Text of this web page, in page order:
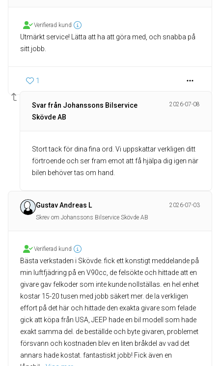
Verifierad kund
Utmärkt service! Lätta att ha att göra med, och snabba på
sitt jobb.
1
Svar från Johanssons Bilservice
Skövde AB
2026-07-08
Stort tack för dina fina ord. Vi uppskattar verkligen ditt
förtroende och ser fram emot att få hjälpa dig igen när
bilen behöver tas om hand.
Gustav Andreas L
2026-07-03
Skrev om Johanssons Bilservice Skövde AB
Verifierad kund
Bästa verkstaden i Skövde. fick ett konstigt meddelande på
min luftfjädring på en V90cc, de felsökte och hittade att en
givare gav felkoder som inte kunde nollställas. en hel enhet
kostar 15-20 tusen med jobb säkert mer. de la verkligen
effort på det här och hittade den exakta givare som felade
gick att köpa från USA, JEEP hade en bil modell som hade
exakt samma del. de beställde och byte givaren, problemet
försvann och kostnaden blev en liten bråkdel av vad det
annars hade kostat. fantastiskt jobb! Fick även en